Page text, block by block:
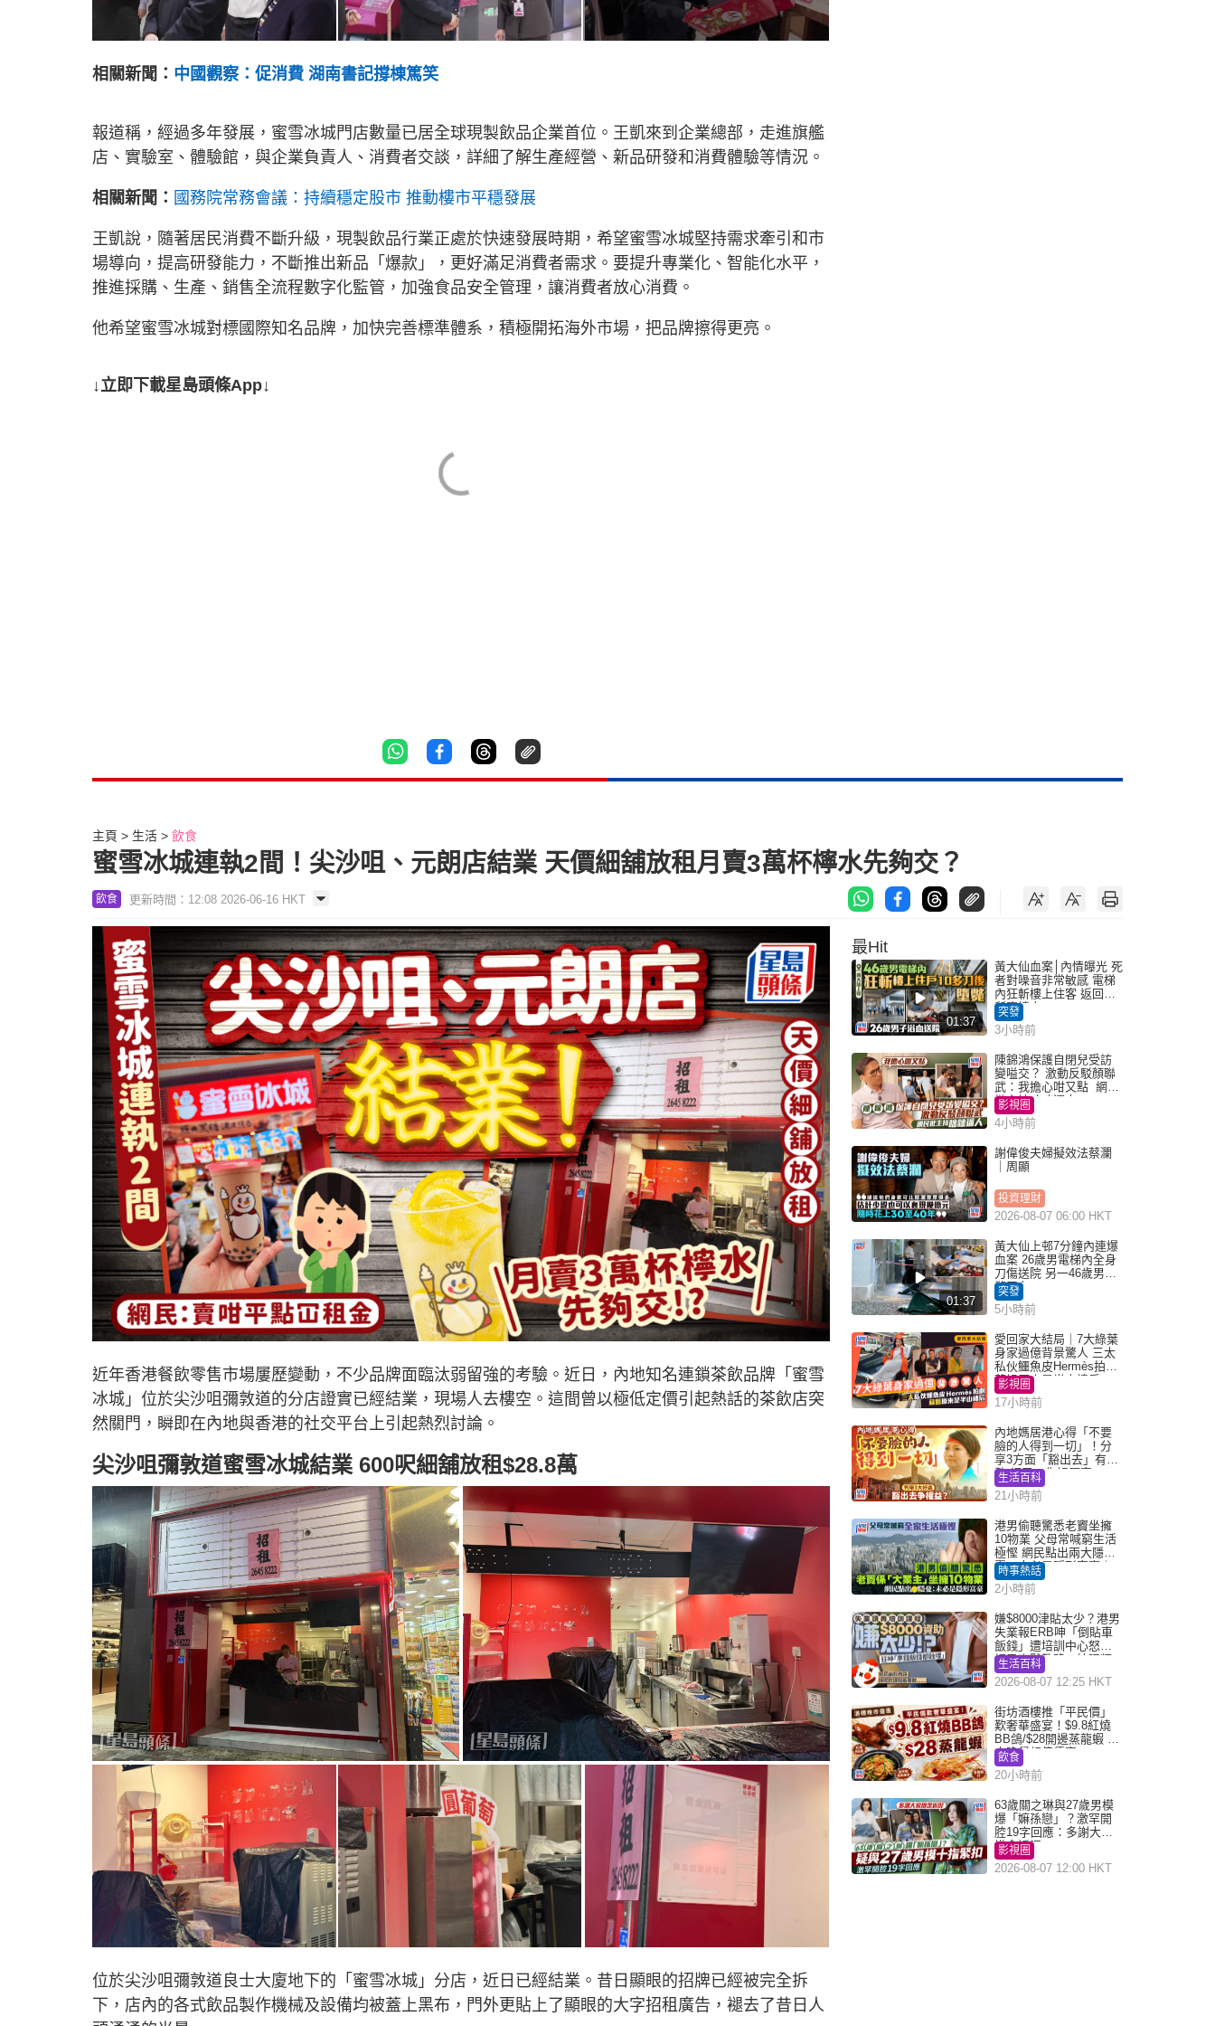
相關新聞： 中國觀察：促消費 湖南書記撐棟篤笑
報道稱，經過多年發展，蜜雪冰城門店數量已居全球現製飲品企業首位。王凱來到企業總部，走進旗艦
店、實驗室、體驗館，與企業負責人、消費者交談，詳細了解生產經營、新品研發和消費體驗等情況。
相關新聞： 國務院常務會議：持續穩定股市 推動樓市平穩發展
王凱說，隨著居民消費不斷升級，現製飲品行業正處於快速發展時期，希望蜜雪冰城堅持需求牽引和市
場導向，提高研發能力，不斷推出新品「爆款」，更好滿足消費者需求。要提升專業化、智能化水平，
推進採購、生產、銷售全流程數字化監管，加強食品安全管理，讓消費者放心消費。
他希望蜜雪冰城對標國際知名品牌，加快完善標準體系，積極開拓海外市場，把品牌擦得更亮。
↓立即下載星島頭條App↓
主頁 生活 飲食
蜜雪冰城連執2間！尖沙咀、元朗店結業 天價細舖放租月賣3萬杯檸水先夠交？
飲食 更新時間：12:08 2026-06-16 HKT
近年香港餐飲零售市場屢歷變動，不少品牌面臨汰弱留強的考驗。近日，內地知名連鎖茶飲品牌「蜜雪
冰城」位於尖沙咀彌敦道的分店證實已經結業，現場人去樓空。這間曾以極低定價引起熱話的茶飲店突
然關門，瞬即在內地與香港的社交平台上引起熱烈討論。
尖沙咀彌敦道蜜雪冰城結業 600呎細舖放租$28.8萬
位於尖沙咀彌敦道良士大廈地下的「蜜雪冰城」分店，近日已經結業。昔日顯眼的招牌已經被完全拆
下，店內的各式飲品製作機械及設備均被蓋上黑布，門外更貼上了顯眼的大字招租廣告，褪去了昔日人
最Hit
01:37
黃大仙血案│內情曝光 死
者對噪音非常敏感 電梯
內狂斬樓上住客 返回住
所墮樓亡
突發
3小時前
陳錦鴻保護自閉兒受訪
變嗌交？ 激動反駁顏聯
武：我擔心咁又點 網民
批主持咄咄逼人
影視圈
4小時前
謝偉俊夫婦擬效法蔡瀾
｜周顯
投資理財
2026-08-07 06:00 HKT
01:37
黃大仙上邨7分鐘內連爆
血案 26歲男電梯內全身
刀傷送院 另一46歲男倒
斃平台
突發
5小時前
愛回家大結局｜7大綠葉
身家過億背景驚人 三太
私伙鱷魚皮Hermès拍劇
蘇姐原來是半山樓后
影視圈
17小時前
內地媽居港心得「不要
臉的人得到一切」！分
享3方面「豁出去」有著
數 網民：你好厲害
生活百科
21小時前
港男偷聽驚悉老竇坐擁
10物業 父母常喊窮生活
極慳 網民點出兩大隱
憂：未必是隱形富豪｜
Juicy叮
時事熱話
2小時前
嫌$8000津貼太少？港男
失業報ERB呻「倒貼車
飯錢」遭培訓中心怒轟
網民幽默教路：揀呢類
課程唔會蝕...
生活百科
2026-08-07 12:25 HKT
街坊酒樓推「平民價」
歎奢華盛宴！$9.8紅燒
BB鴿/$28開邊蒸龍蝦 3
大晚餐超值優惠
飲食
20小時前
63歲關之琳與27歲男模
爆「嫲孫戀」？激罕開
腔19字回應：多謝大家
掛念近況
影視圈
2026-08-07 12:00 HKT